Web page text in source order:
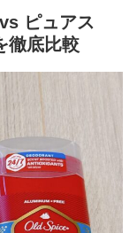
ピュアス
徹底比較